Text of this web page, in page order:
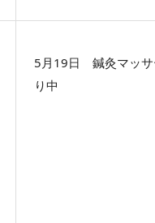
5月19日 鍼灸マッサ
り中